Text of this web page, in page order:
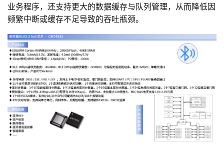
业务程序，还支持更大的数据缓存与队列管理，从而降低因
频繁中断或缓存不足导致的吞吐瓶颈。